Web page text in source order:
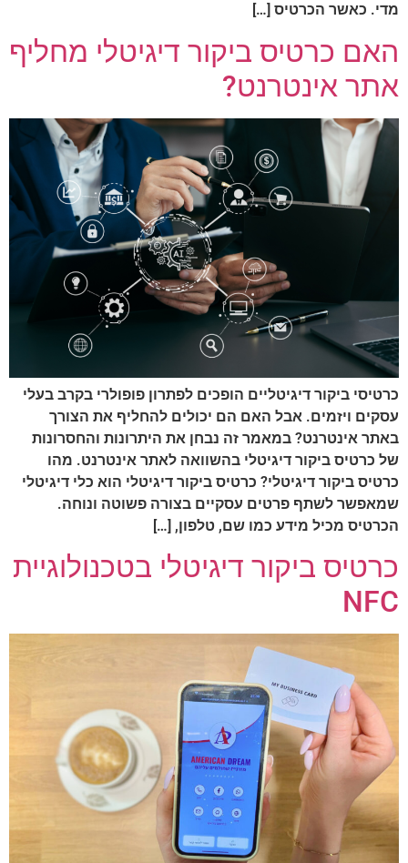
כאשר הכרטיס […]
כרטיס ביקור דיגיטלי מחליף
אינטרנט?
ביקור דיגיטליים הופכים לפתרון פופולרי בקרב בעלי
ויזמים. אבל האם הם יכולים להחליף את הצורך
אינטרנט? במאמר זה נבחן את היתרונות והחסרונות
כרטיס ביקור דיגיטלי בהשוואה לאתר אינטרנט. מהו
ביקור דיגיטלי? כרטיס ביקור דיגיטלי הוא כלי דיגיטלי
לשתף פרטים עסקיים בצורה פשוטה ונוחה.
מכיל מידע כמו שם, טלפון, […]
ביקור דיגיטלי בטכנולוגיית